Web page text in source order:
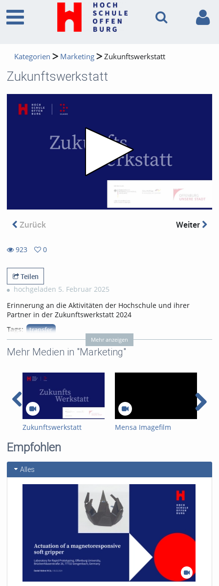
Kategorien Marketing Zukunftswerkstatt
Zukunftswerkstatt
Zurück Weiter
923
views
0
favorites
Teilen
hochgeladen 5. Februar 2025
Erinnerung an die Aktivitäten der Hochschule und ihrer
Partner in der Zukunftswerkstatt 2024
Tags:
transfer
zukunftswerkstatt
Medien & Gestaltung,
Marketing , Forschung
Gesellschaft,Sonstiges
Mehr anzeigen
Mehr Medien in "Marketing"
Zukunftswerkstatt Mensa Imagefilm
Empfohlen
Alles